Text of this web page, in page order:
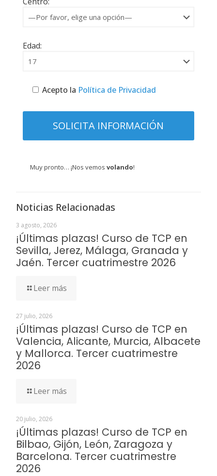
Edad:
Acepto la Política de Privacidad
Muy pronto… ¡Nos vemos volando!
Noticias Relacionadas
3 agosto, 2026
¡Últimas plazas! Curso de TCP en
Sevilla, Jerez, Málaga, Granada y
Jaén. Tercer cuatrimestre 2026
Leer más
27 julio, 2026
¡Últimas plazas! Curso de TCP en
Valencia, Alicante, Murcia, Albacete
y Mallorca. Tercer cuatrimestre
2026
Leer más
20 julio, 2026
¡Últimas plazas! Curso de TCP en
Bilbao, Gijón, León, Zaragoza y
Barcelona. Tercer cuatrimestre
2026